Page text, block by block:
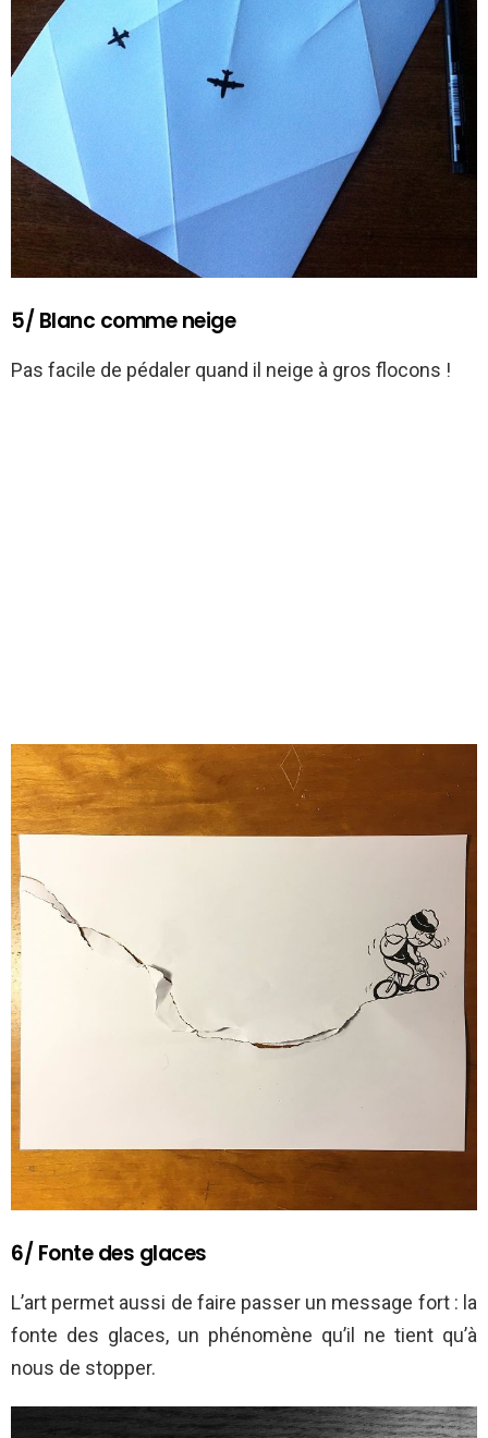
5/ Blanc comme neige
Pas facile de pédaler quand il neige à gros flocons !
6/ Fonte des glaces
L’art permet aussi de faire passer un message fort : la
fonte des glaces, un phénomène qu’il ne tient qu’à
nous de stopper.